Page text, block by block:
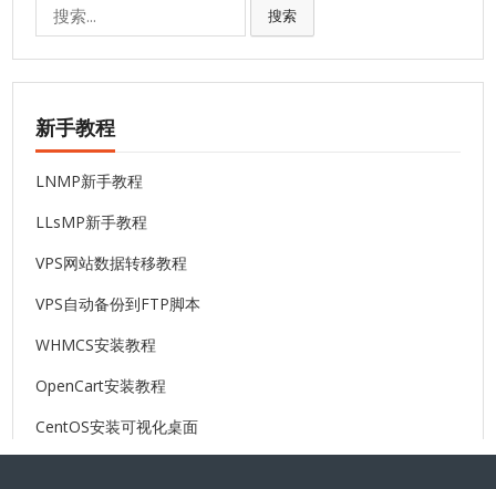
搜索
新手教程
LNMP新手教程
LLsMP新手教程
VPS网站数据转移教程
VPS自动备份到FTP脚本
WHMCS安装教程
OpenCart安装教程
CentOS安装可视化桌面